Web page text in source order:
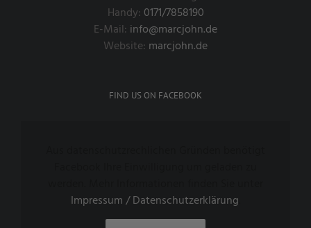
Handy: 0171/7858190
E-Mail: info@marcjohn.de
Website: marcjohn.de
FIND US ON FACEBOOK
Impressum / Datenschutzerklärung